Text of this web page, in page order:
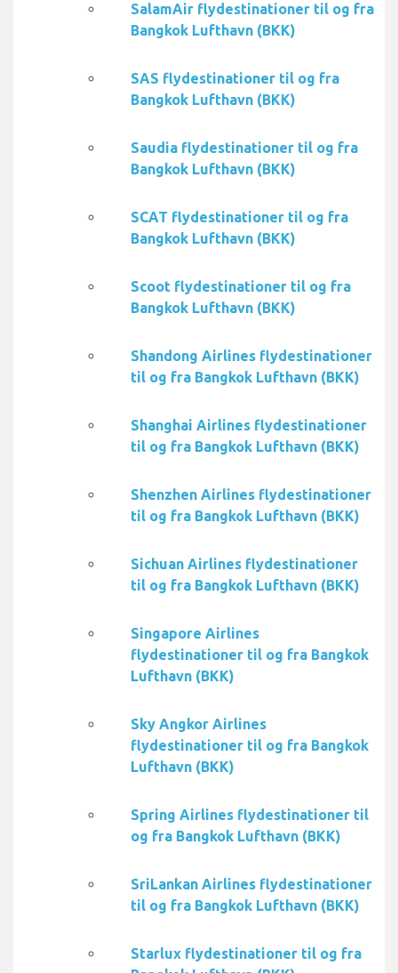
SalamAir flydestinationer til og fra
Bangkok Lufthavn (BKK)
SAS flydestinationer til og fra
Bangkok Lufthavn (BKK)
Saudia flydestinationer til og fra
Bangkok Lufthavn (BKK)
SCAT flydestinationer til og fra
Bangkok Lufthavn (BKK)
Scoot flydestinationer til og fra
Bangkok Lufthavn (BKK)
Shandong Airlines flydestinationer
til og fra Bangkok Lufthavn (BKK)
Shanghai Airlines flydestinationer
til og fra Bangkok Lufthavn (BKK)
Shenzhen Airlines flydestinationer
til og fra Bangkok Lufthavn (BKK)
Sichuan Airlines flydestinationer
til og fra Bangkok Lufthavn (BKK)
Singapore Airlines
flydestinationer til og fra Bangkok
Lufthavn (BKK)
Sky Angkor Airlines
flydestinationer til og fra Bangkok
Lufthavn (BKK)
Spring Airlines flydestinationer til
og fra Bangkok Lufthavn (BKK)
SriLankan Airlines flydestinationer
til og fra Bangkok Lufthavn (BKK)
Starlux flydestinationer til og fra